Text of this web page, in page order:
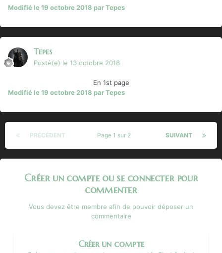
Modifié le 19 octobre 2018 par Tepes
Tepes
Posté(e) le 13 octobre 2018
En 1st page
Modifié le 19 octobre 2018 par Tepes
PRÉCÉDENT SUIVANT
Page 1 sur 2
Créer un compte ou se connecter pour
commenter
Vous devez être membre afin de pouvoir déposer un
commentaire
Créer un compte